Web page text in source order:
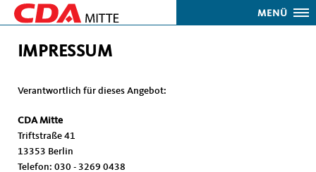
MENÜ
IMPRESSUM
Verantwortlich für dieses Angebot:
CDA Mitte
Triftstraße 41
13353 Berlin
Telefon: 030 - 3269 0438